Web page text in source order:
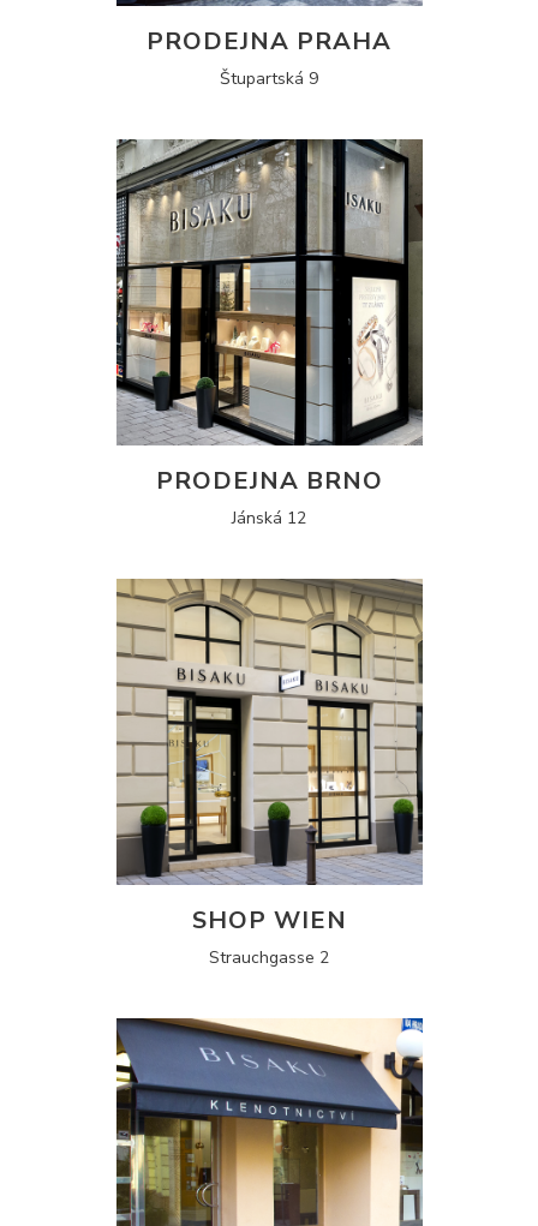
PRODEJNA PRAHA
Štupartská 9
PRODEJNA BRNO
Jánská 12
SHOP WIEN
Strauchgasse 2